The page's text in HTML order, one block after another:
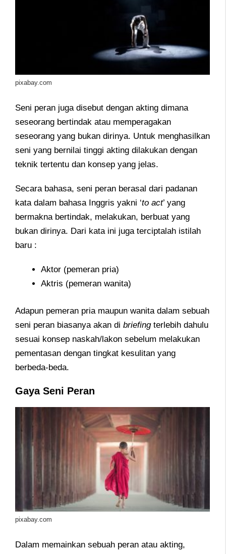
pixabay.com
Seni peran juga disebut dengan akting dimana
seseorang bertindak atau memperagakan
seseorang yang bukan dirinya. Untuk menghasilkan
seni yang bernilai tinggi akting dilakukan dengan
teknik tertentu dan konsep yang jelas.
Secara bahasa, seni peran berasal dari padanan
kata dalam bahasa Inggris yakni ‘to act’ yang
bermakna bertindak, melakukan, berbuat yang
bukan dirinya. Dari kata ini juga terciptalah istilah
baru :
Aktor (pemeran pria)
Aktris (pemeran wanita)
Adapun pemeran pria maupun wanita dalam sebuah
seni peran biasanya akan di briefingterlebih dahulu
sesuai konsep naskah/lakon sebelum melakukan
pementasan dengan tingkat kesulitan yang
berbeda-beda.
Gaya Seni Peran
pixabay.com
Dalam memainkan sebuah peran atau akting,